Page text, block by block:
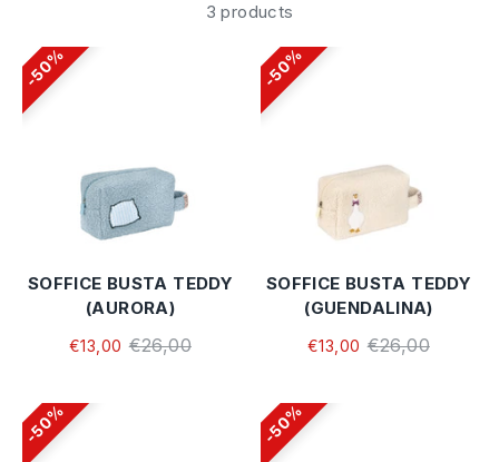
e
3 products
50%
SOFFICE BUSTA TEDDY
(AURORA)
€13,00 €26,00
50%
SOFFICE BUSTA TEDDY
(GUENDALINA)
€13,00 €26,00
50% 50%